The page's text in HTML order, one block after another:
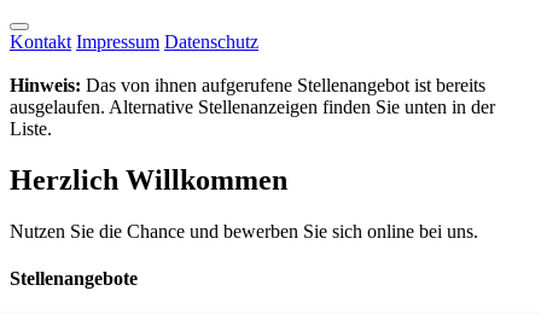
Kontakt Impressum Datenschutz
Hinweis: Das von ihnen aufgerufene Stellenangebot ist bereits
ausgelaufen. Alternative Stellenanzeigen finden Sie unten in der
Liste.
Herzlich Willkommen
Nutzen Sie die Chance und bewerben Sie sich online bei uns.
Stellenangebote